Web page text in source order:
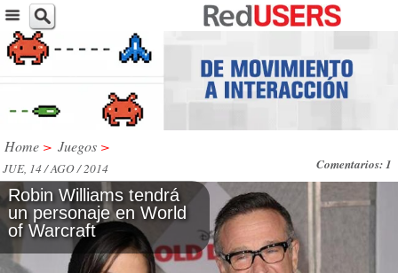
Home > Juegos >
Comentarios: 1
JUE, 14 / AGO / 2014
Robin Williams tendrá
un personaje en World
of Warcraft